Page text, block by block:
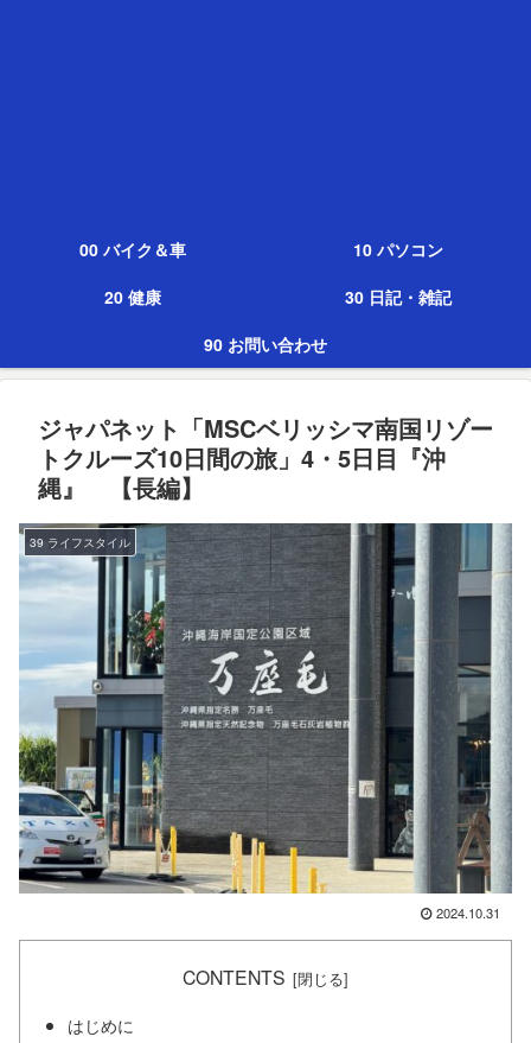
00 バイク＆車
10 パソコン
20 健康
30 日記・雑記
90 お問い合わせ
ジャパネット「MSCベリッシマ南国リゾー
トクルーズ10日間の旅」4・5日目『沖
縄』 【長編】
39 ライフスタイル
2024.10.31
CONTENTS
はじめに